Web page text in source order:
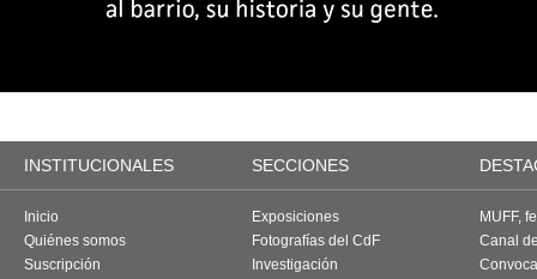
INSTITUCIONALES SECCIONES
Inicio
Quiénes somos
Suscripción
Exposiciones
Fotografías del CdF
Investigación
MUFF,
Canal